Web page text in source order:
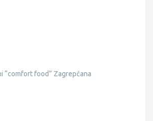
“comfort food” Zagrepčana